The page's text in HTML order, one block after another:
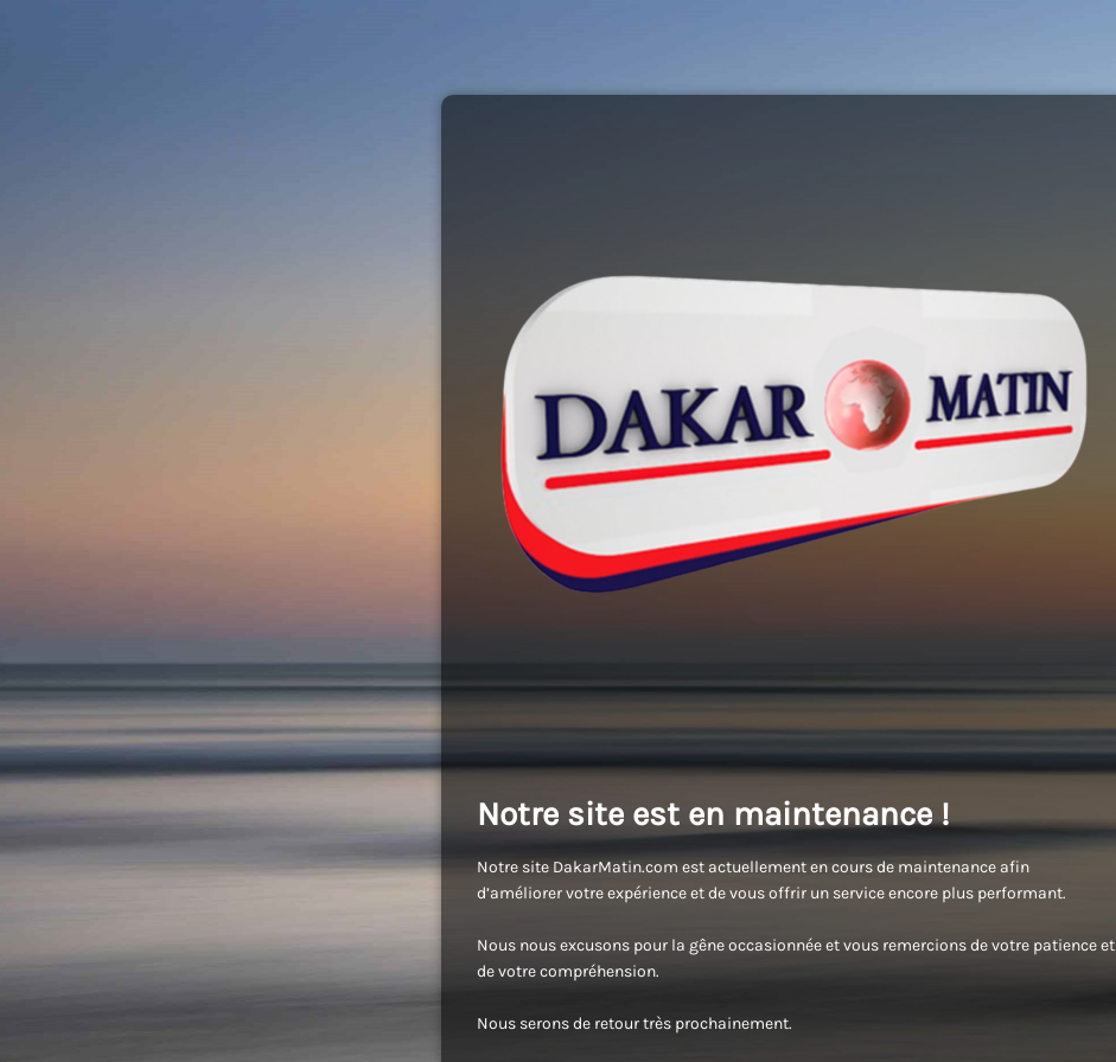
Notre site est en maintenance !
Notre site DakarMatin.com est actuellement en cours de maintenance afin
d’améliorer votre expérience et de vous offrir un service encore plus performant.
Nous nous excusons pour la gêne occasionnée et vous remercions de votre patience et
de votre compréhension.
Nous serons de retour très prochainement.